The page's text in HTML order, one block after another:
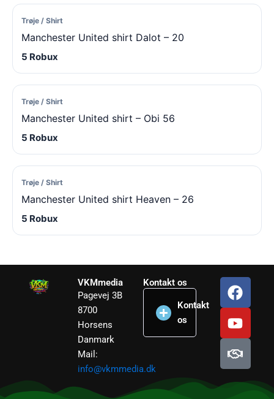
Trøje / Shirt
Manchester United shirt Dalot – 20
5 Robux
Trøje / Shirt
Manchester United shirt – Obi 56
5 Robux
Trøje / Shirt
Manchester United shirt Heaven – 26
5 Robux
VKMmedia
Pagevej 3B
8700
Horsens
Danmark
Mail:
info@vkmmedia.dk
Kontakt os
Kontakt
os
F
a
c
e
b
o
Y
o
u
t
u
b
H
a
n
d
s
h